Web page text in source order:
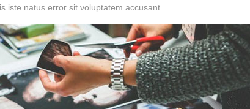
iste natus error sit voluptatem accusant.